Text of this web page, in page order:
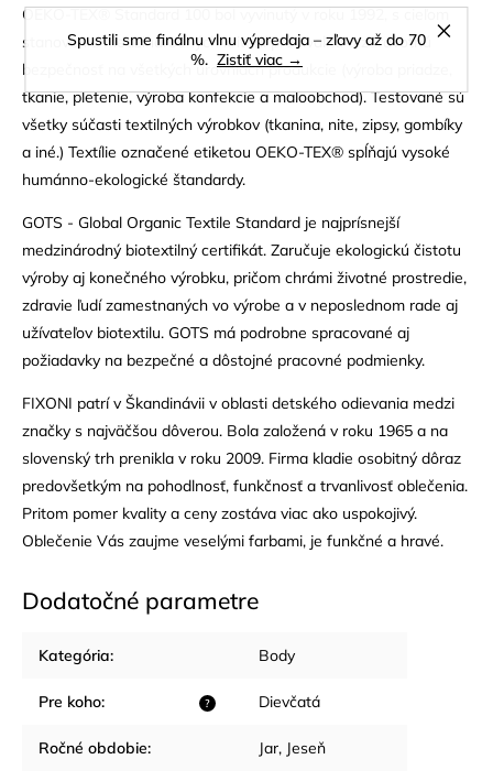
Spustili sme finálnu vlnu výpredaja – zľavy až do 70
%. Zistiť viac →
OEKO-TEX® Standard 100 bol vyvinutý v roku 1992, s cieľom
stanovenia medzinárodných kritérií pre kvalitu a zdravotnú
bezpečnosť na všetkých úrovniach produkcie (výroba priadze,
tkanie, pletenie, výroba konfekcie a maloobchod). Testované sú
všetky súčasti textilných výrobkov (tkanina, nite, zipsy, gombíky
a iné.) Textílie označené etiketou OEKO-TEX® spĺňajú vysoké
humánno-ekologické štandardy.
GOTS - Global Organic Textile Standard je najprísnejší
medzinárodný biotextilný certifikát. Zaručuje ekologickú čistotu
výroby aj konečného výrobku, pričom chrámi životné prostredie,
zdravie ľudí zamestnaných vo výrobe a v neposlednom rade aj
užívateľov biotextilu. GOTS má podrobne spracované aj
požiadavky na bezpečné a dôstojné pracovné podmienky.
FIXONI patrí v Škandinávii v oblasti detského odievania medzi
značky s najväčšou dôverou. Bola založená v roku 1965 a na
slovenský trh prenikla v roku 2009. Firma kladie osobitný dôraz
predovšetkým na pohodlnosť, funkčnosť a trvanlivosť oblečenia.
Pritom pomer kvality a ceny zostáva viac ako uspokojivý.
Oblečenie Vás zaujme veselými farbami, je funkčné a hravé.
Dodatočné parametre
Kategória: Body
?
Pre koho: Dievčatá
Ročné obdobie: Jar, Jeseň